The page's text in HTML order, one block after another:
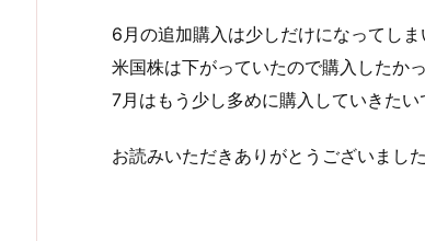
6月の追加購入は少しだけになってしま
米国株は下がっていたので購入したか
7月はもう少し多めに購入していきたい
お読みいただきありがとうございました